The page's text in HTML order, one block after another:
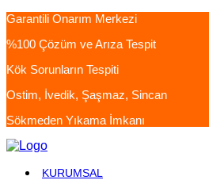
Garantili Onarım Merkezi
%100 Çözüm ve Arıza Tespit
Kök Sorunların Tespiti
Ostim, İvedik, Şaşmaz, Sincan
Sökmeden Yıkama İmkanı
KURUMSAL